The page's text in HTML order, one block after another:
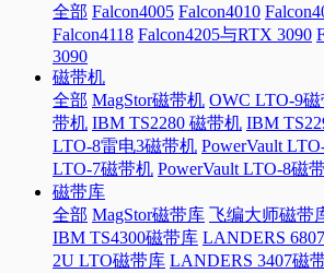
全部 Falcon4005 Falcon4010
Falcon4118 Falcon4205与RTX 3090
3090
磁带机
全部 MagStor磁带机 OWC LTO-9
带机 IBM TS2280 磁带机 IBM
LTO-8雷电3磁带机 PowerVault
LTO-7磁带机 PowerVault LTO-8磁
磁带库
全部 MagStor磁带库 飞编大师磁带
IBM TS4300磁带库 LANDERS
2U LTO磁带库 LANDERS 3407磁